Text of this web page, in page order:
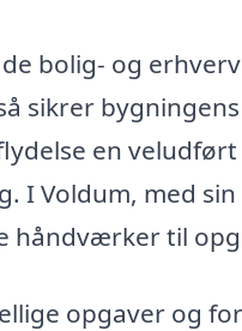
bolig- og
sikrer
en
I Voldum, med
håndværker til
opgaver og